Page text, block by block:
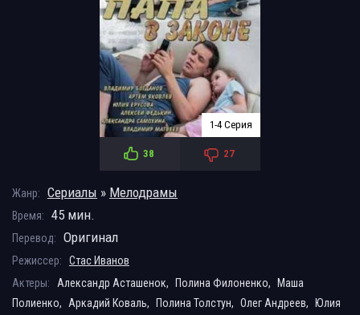
1-4 Серия
38 27
Жанр: Сериалы » Мелодрамы
Время: 45 мин.
Перевод: Оригинал
Режиссер:
Стас Иванов
Актеры:
Александр Асташенок, Полина Филоненко,
Маша
Полиенко,
Аркадий Коваль, Полина Толстун, Олег Андреев,
Юлия